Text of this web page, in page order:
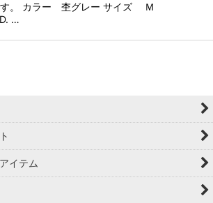
す。 カラー 杢グレー サイズ Ｍ
…
イテム